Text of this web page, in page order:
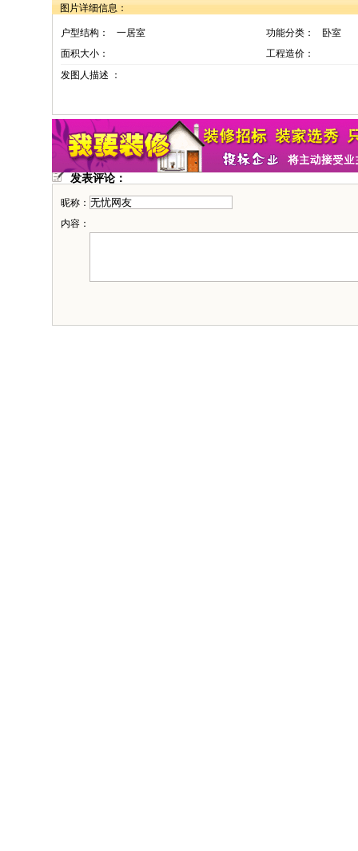
图片详细信息：
户型结构： 一居室 功能分类：
卧室
面积大小：
工程造价：
发图人描述 ：
发表评论：
昵称：
内容：